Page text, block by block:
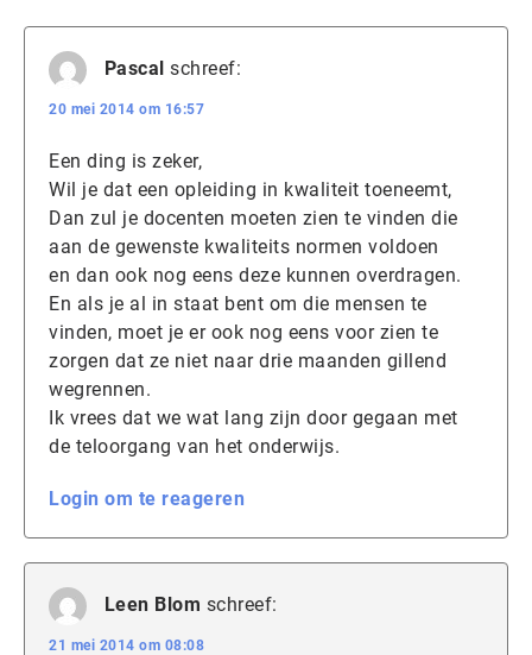
Pascal schreef:
20 mei 2014 om 16:57
Een ding is zeker,
Wil je dat een opleiding in kwaliteit toeneemt,
Dan zul je docenten moeten zien te vinden die
aan de gewenste kwaliteits normen voldoen
en dan ook nog eens deze kunnen overdragen.
En als je al in staat bent om die mensen te
vinden, moet je er ook nog eens voor zien te
zorgen dat ze niet naar drie maanden gillend
wegrennen.
Ik vrees dat we wat lang zijn door gegaan met
de teloorgang van het onderwijs.
Login om te reageren
Leen Blom schreef:
21 mei 2014 om 08:08